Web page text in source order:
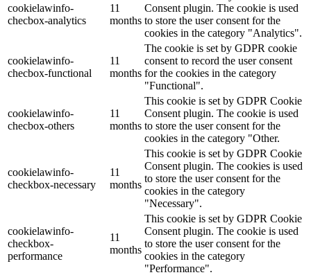
cookielawinfo-
checbox-analytics
11
months
Consent plugin. The cookie is used
to store the user consent for the
cookies in the category "Analytics".
cookielawinfo-
checbox-functional
11
months
The cookie is set by GDPR cookie
consent to record the user consent
for the cookies in the category
"Functional".
cookielawinfo-
checbox-others
11
months
This cookie is set by GDPR Cookie
Consent plugin. The cookie is used
to store the user consent for the
cookies in the category "Other.
cookielawinfo-
checkbox-necessary
11
months
This cookie is set by GDPR Cookie
Consent plugin. The cookies is used
to store the user consent for the
cookies in the category
"Necessary".
cookielawinfo-
checkbox-
performance
11
months
This cookie is set by GDPR Cookie
Consent plugin. The cookie is used
to store the user consent for the
cookies in the category
"Performance".